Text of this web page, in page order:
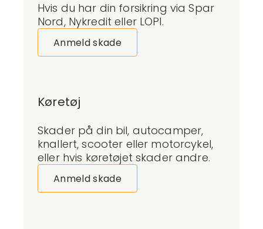
Hvis du har din forsikring via Spar
Nord, Nykredit eller LOPI.
Anmeld skade
Køretøj
Skader på din bil, autocamper,
knallert, scooter eller motorcykel,
eller hvis køretøjet skader andre.
Anmeld skade